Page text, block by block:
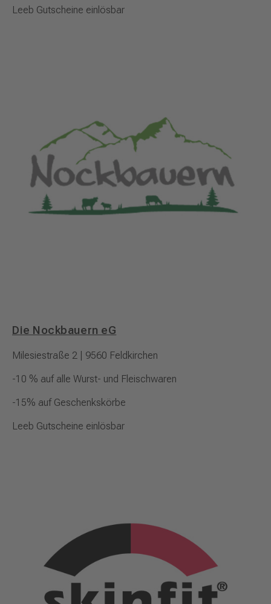
Leeb Gutscheine einlösbar
Die Nockbauern eG
Milesiestraße 2 | 9560 Feldkirchen
-10 % auf alle Wurst- und Fleischwaren
-15% auf Geschenkskörbe
Leeb Gutscheine einlösbar